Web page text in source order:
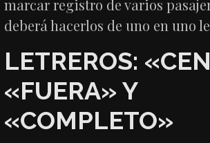
marcar registro de varios
deberá hacerlos de uno en uno
LETREROS:
«FUERA» Y
«COMPLETO»